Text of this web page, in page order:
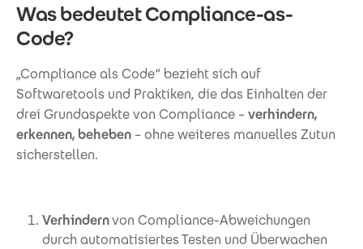
Was bedeutet Compliance-as-
Code?
„Compliance als Code“ bezieht sich auf
Softwaretools und Praktiken, die das Einhalten der
drei Grundaspekte von Compliance –verhindern,
erkennen, beheben – ohne weiteres manuelles Zutun
sicherstellen.
Verhindernvon Compliance-Abweichungen
durch automatisiertes Testen und Überwachen